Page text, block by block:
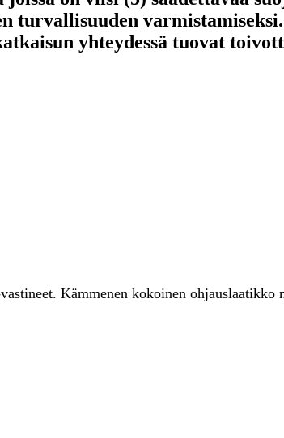
turvallisuuden
yhteydessä tuovat
Kämmenen kokoinen ohjauslaatikko